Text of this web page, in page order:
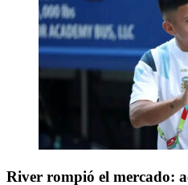
River rompió el mercado: